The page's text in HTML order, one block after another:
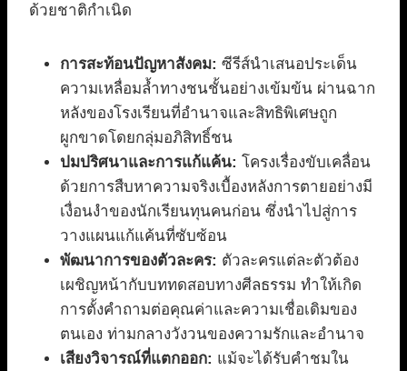
ด้วยชาติกำเนิด
การสะท้อนปัญหาสังคม: ซีรีส์นำเสนอประเด็น
ความเหลื่อมล้ำทางชนชั้นอย่างเข้มข้น ผ่านฉาก
หลังของโรงเรียนที่อำนาจและสิทธิพิเศษถูก
ผูกขาดโดยกลุ่มอภิสิทธิ์ชน
ปมปริศนาและการแก้แค้น: โครงเรื่องขับเคลื่อน
ด้วยการสืบหาความจริงเบื้องหลังการตายอย่างมี
เงื่อนงำของนักเรียนทุนคนก่อน ซึ่งนำไปสู่การ
วางแผนแก้แค้นที่ซับซ้อน
พัฒนาการของตัวละคร: ตัวละครแต่ละตัวต้อง
เผชิญหน้ากับบททดสอบทางศีลธรรม ทำให้เกิด
การตั้งคำถามต่อคุณค่าและความเชื่อเดิมของ
ตนเอง ท่ามกลางวังวนของความรักและอำนาจ
เสียงวิจารณ์ที่แตกออก: แม้จะได้รับคำชมใน